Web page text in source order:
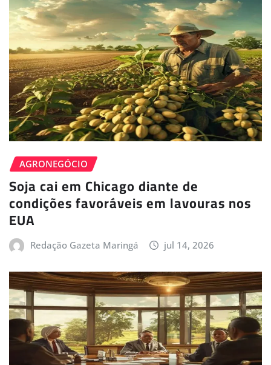
AGRONEGÓCIO
Soja cai em Chicago diante de
condições favoráveis em lavouras nos
EUA
Redação Gazeta Maringá jul 14, 2026